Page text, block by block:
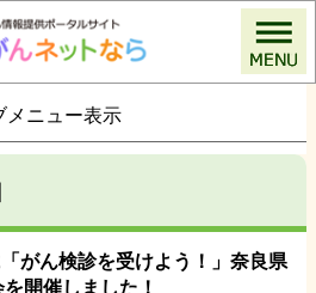
ットなら
メニュー表示
がん検診を受けよう！」奈良県
開催しました！